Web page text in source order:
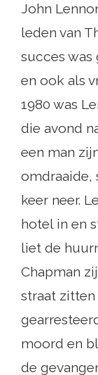
John
leden van
succes was
en ook als
1980 was
die avond
een man
omdraaide,
keer neer.
hotel in en
liet de
Chapman
straat
moord en
de